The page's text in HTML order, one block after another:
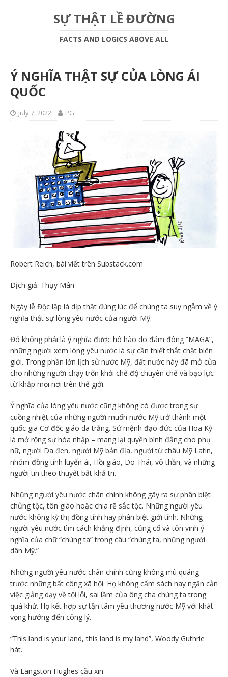
SỰ THẬT LỀ ĐƯỜNG
FACTS AND LOGICS ABOVE ALL
Ý NGHĨA THẬT SỰ CỦA LÒNG ÁI
QUỐC
July 7, 2022 PG
Robert Reich, bài viết trên Substack.com
Dịch giả: Thụy Mân
Ngày lễ Độc lập là dịp thật đúng lúc để chúng ta suy ngẫm về ý
nghĩa thật sự lòng yêu nước của người Mỹ.
Đó không phải là ý nghĩa được hô hào do đám đông “MAGA”,
những người xem lòng yêu nước là sự cần thiết thắt chặt biên
giới. Trong phần lớn lịch sử nước Mỹ, đất nước này đã mở cửa
cho những người chạy trốn khỏi chế độ chuyên chế và bạo lực
từ khắp mọi nơi trên thế giới.
Ý nghĩa của lòng yêu nước cũng không có được trong sự
cuồng nhiệt của những người muốn nước Mỹ trở thành một
quốc gia Cơ đốc giáo da trắng. Sứ mệnh đạo đức của Hoa Kỳ
là mở rộng sự hòa nhập – mang lại quyền bình đẳng cho phụ
nữ, người Da đen, người Mỹ bản địa, người từ châu Mỹ Latin,
nhóm đồng tính luyến ái, Hồi giáo, Do Thái, vô thần, và những
người tin theo thuyết bất khả tri.
Những người yêu nước chân chính không gây ra sự phân biệt
chủng tộc, tôn giáo hoặc chia rẽ sắc tộc. Những người yêu
nước không kỳ thị đồng tính hay phân biệt giới tính. Những
người yêu nước tìm cách khẳng định, củng cố và tôn vinh ý
nghĩa của chữ “chúng ta” trong câu “chúng ta, những người
dân Mỹ.”
Những người yêu nước chân chính cũng không mù quáng
trước những bất công xã hội. Họ không cấm sách hay ngăn cản
việc giảng dạy về tội lỗi, sai lầm của ông cha chúng ta trong
quá khứ. Họ kết hợp sự tận tâm yêu thương nước Mỹ với khát
vọng hướng đến công lý.
“This land is your land, this land is my land”, Woody Guthrie
hát.
Và Langston Hughes cầu xin: